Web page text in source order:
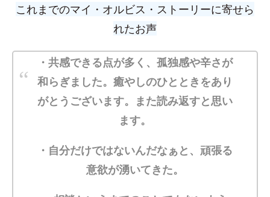
これまでのマイ・オルビス・ストーリーに寄せら
れたお声
・共感できる点が多く、孤独感や辛さが
和らぎました。癒やしのひとときをあり
がとうございます。また読み返すと思い
ます。
・自分だけではないんだなぁと、頑張る
意欲が湧いてきた。